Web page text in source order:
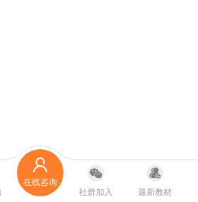
在线咨询
社群加入
最新教材